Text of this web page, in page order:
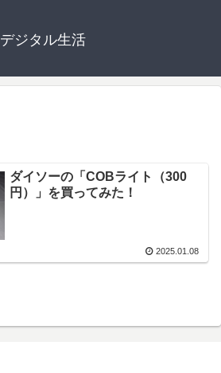
デジタル生活
ダイソーの「COBライト（300
円）」を買ってみた！
2025.01.08